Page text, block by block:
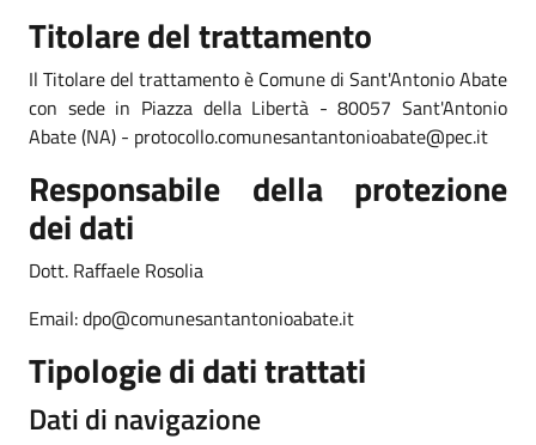
Titolare del trattamento
Il Titolare del trattamento è Comune di Sant'Antonio Abate
con sede in Piazza della Libertà - 80057 Sant'Antonio
Abate (NA) - protocollo.comunesantantonioabate@pec.it
Responsabile della protezione
dei dati
Dott. Raffaele Rosolia
Email: dpo@comunesantantonioabate.it
Tipologie di dati trattati
Dati di navigazione